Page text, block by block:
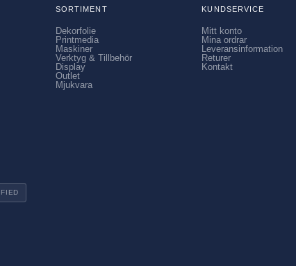
SORTIMENT
Dekorfolie
Printmedia
Maskiner
Verktyg & Tillbehör
Display
Outlet
Mjukvara
KUNDSERVICE
Mitt konto
Mina ordrar
Leveransinformation
Returer
Kontakt